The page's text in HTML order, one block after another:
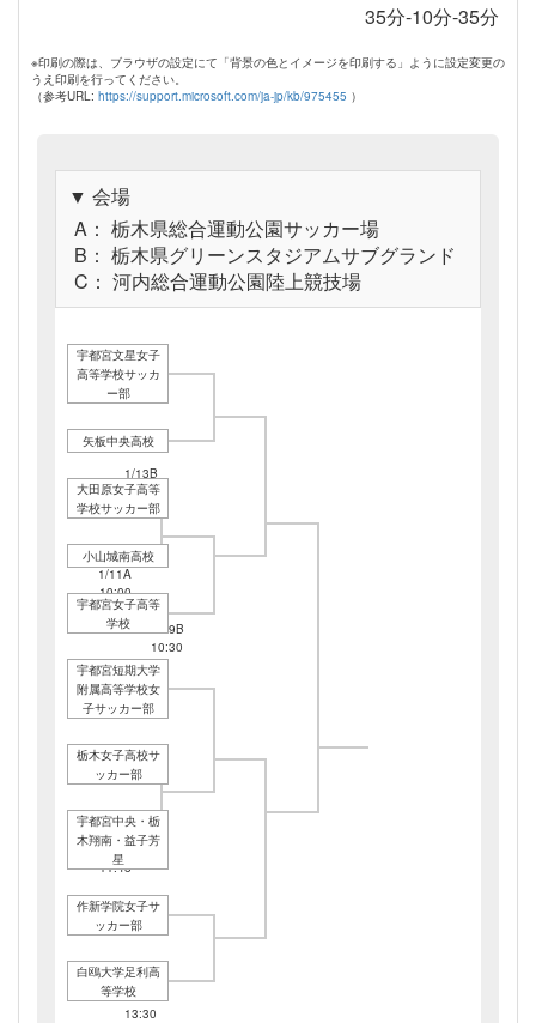
35分-10分-35分
※印刷の際は、ブラウザの設定にて「背景の色とイメージを印刷する」ように設定変更の
うえ印刷を行ってください。
（参考URL: https://support.microsoft.com/ja-jp/kb/975455 ）
▼ 会場
A： 栃木県総合運動公園サッカー場
B： 栃木県グリーンスタジアムサブグランド
C： 河内総合運動公園陸上競技場
宇都宮文星女子
高等学校サッカ
ー部
1/13B
13:30
矢板中央高校
1/19B
10:30
大田原女子高等
学校サッカー部
1/11A
10:00
小山城南高校
1/13B
10:00
宇都宮女子高等
学校
宇都宮短期大学
附属高等学校女
子サッカー部
1/13B
11:45
栃木女子高校サ
ッカー部
1/11A
11:45
宇都宮中央・栃
木翔南・益子芳
星
作新学院女子サ
ッカー部
1/11A
13:30
白鴎大学足利高
等学校